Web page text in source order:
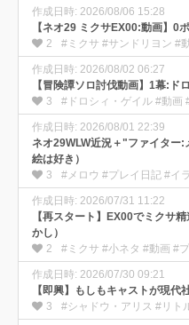
作成日時: 2026/08/06 15:28
【ネオ29 ミクサEX00:動画】0
2
#ミクサ #サンドリヨン #
作成日時: 2026/08/02 06:27
【冒険譚ソロ討伐動画】1幕:ド
3
#ドロシィ・ゲイル #動画
作成日時: 2026/08/01 22:39
ネオ29WLW近況＋"ファイター
絵は好き）
3
#メロウ #プレイ日記 #イ
作成日時: 2026/07/31 11:22
【再スタート】EX00でミクサ
かし）
2
#ミクサ #小ネタ #動画 #
作成日時: 2026/07/30 09:21
【即興】もしもキャストが現代
3